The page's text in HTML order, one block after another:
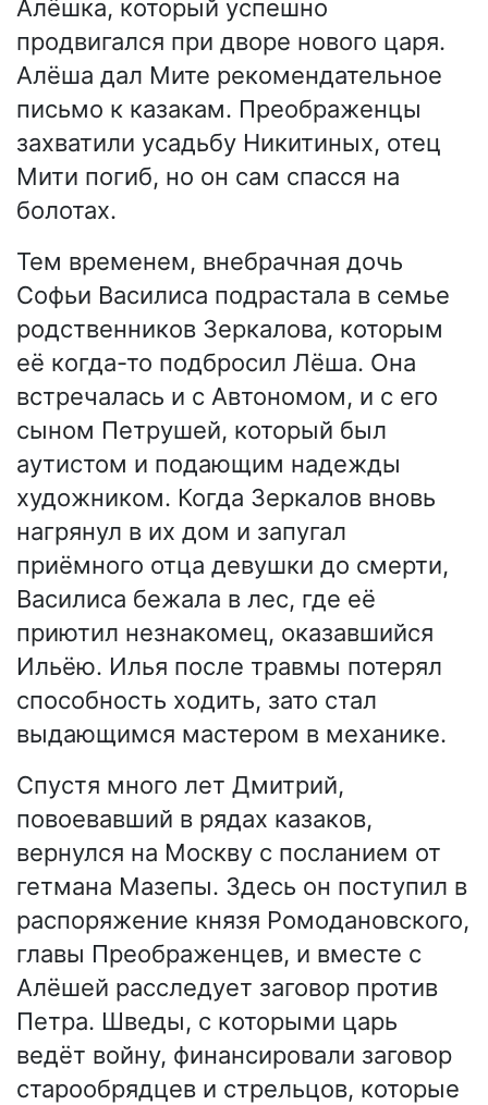
Алёшка, который успешно
продвигался при дворе нового царя.
Алёша дал Мите рекомендательное
письмо к казакам. Преображенцы
захватили усадьбу Никитиных, отец
Мити погиб, но он сам спасся на
болотах.
Тем временем, внебрачная дочь
Софьи Василиса подрастала в семье
родственников Зеркалова, которым
её когда-то подбросил Лёша. Она
встречалась и с Автономом, и с его
сыном Петрушей, который был
аутистом и подающим надежды
художником. Когда Зеркалов вновь
нагрянул в их дом и запугал
приёмного отца девушки до смерти,
Василиса бежала в лес, где её
приютил незнакомец, оказавшийся
Ильёю. Илья после травмы потерял
способность ходить, зато стал
выдающимся мастером в механике.
Спустя много лет Дмитрий,
повоевавший в рядах казаков,
вернулся на Москву с посланием от
гетмана Мазепы. Здесь он поступил в
распоряжение князя Ромодановского,
главы Преображенцев, и вместе с
Алёшей расследует заговор против
Петра. Шведы, с которыми царь
ведёт войну, финансировали заговор
старообрядцев и стрельцов, которые